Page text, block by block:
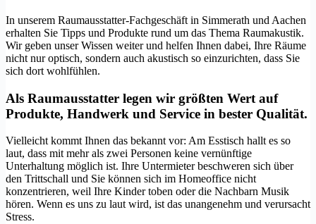
In unserem Raumausstatter-Fachgeschäft in Simmerath und Aachen
erhalten Sie Tipps und Produkte rund um das Thema Raumakustik.
Wir geben unser Wissen weiter und helfen Ihnen dabei, Ihre Räume
nicht nur optisch, sondern auch akustisch so einzurichten, dass Sie
sich dort wohlfühlen.
Als Raumausstatter legen wir größten Wert auf
Produkte, Handwerk und Service in bester Qualität.
Vielleicht kommt Ihnen das bekannt vor: Am Esstisch hallt es so
laut, dass mit mehr als zwei Personen keine vernünftige
Unterhaltung möglich ist. Ihre Untermieter beschweren sich über
den Trittschall und Sie können sich im Homeoffice nicht
konzentrieren, weil Ihre Kinder toben oder die Nachbarn Musik
hören. Wenn es uns zu laut wird, ist das unangenehm und verursacht
Stress.